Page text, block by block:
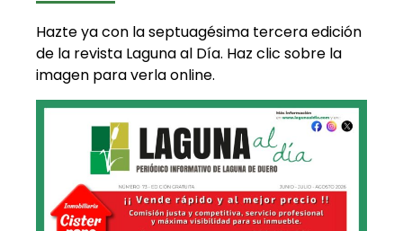
Hazte ya con la septuagésima tercera edición
de la revista Laguna al Día. Haz clic sobre la
imagen para verla online.